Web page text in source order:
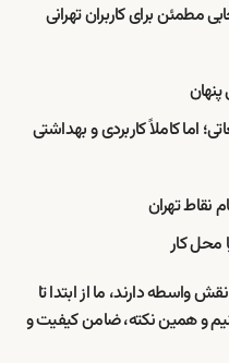
مطمئن برای کاربران تهرانی
اما کاملاً کاربردی و بهداشتی
نقاط تهران
محل کار
واسطه دارند، ما از ابتدا تا
و همین نکته، ضامن کیفیت و